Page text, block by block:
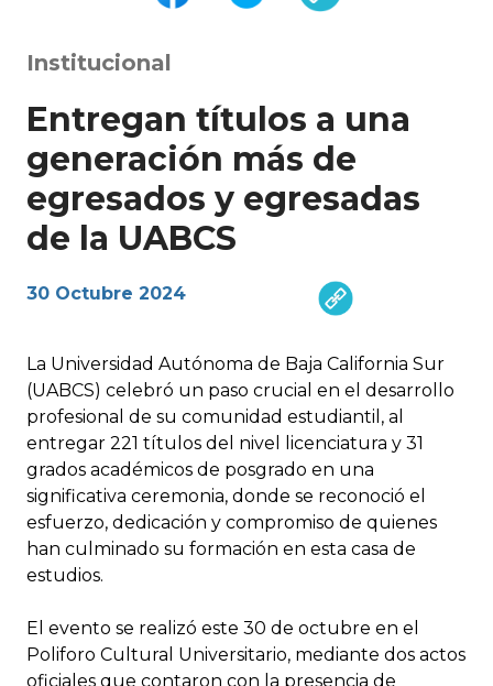
Institucional
Entregan títulos a una
generación más de
egresados y egresadas
de la UABCS
30 Octubre 2024
La Universidad Autónoma de Baja California Sur
(UABCS) celebró un paso crucial en el desarrollo
profesional de su comunidad estudiantil, al
entregar 221 títulos del nivel licenciatura y 31
grados académicos de posgrado en una
significativa ceremonia, donde se reconoció el
esfuerzo, dedicación y compromiso de quienes
han culminado su formación en esta casa de
estudios.
El evento se realizó este 30 de octubre en el
Poliforo Cultural Universitario, mediante dos actos
oficiales que contaron con la presencia de